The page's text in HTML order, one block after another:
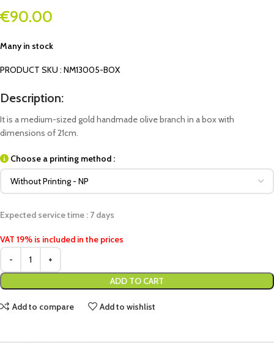
€90.00
Many in stock
PRODUCT SKU : NM13005-BOX
Description:
It is a medium-sized gold handmade olive branch in a box with
dimensions of 21cm.
Choose a printing method :
Expected service time : 7 days
VAT 19% is included in the prices
ADD TO CART
Add to compare Add to wishlist